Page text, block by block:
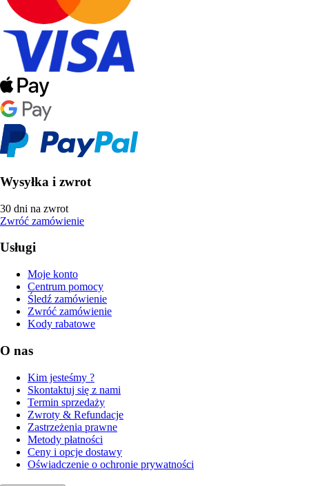
Wysyłka i zwrot
30 dni na zwrot
Zwróć zamówienie
Usługi
Moje konto
Centrum pomocy
Śledź zamówienie
Zwróć zamówienie
Kody rabatowe
O nas
Kim jesteśmy ?
Skontaktuj się z nami
Termin sprzedaży
Zwroty & Refundacje
Zastrzeżenia prawne
Metody płatności
Ceny i opcje dostawy
Oświadczenie o ochronie prywatności